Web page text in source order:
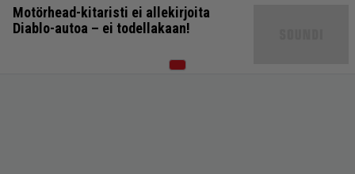
Motörhead-kitaristi ei allekirjoita
Diablo-autoa – ei todellakaan!